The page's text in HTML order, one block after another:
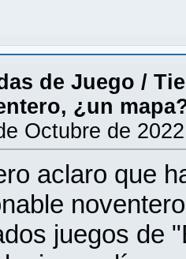
de Juego /
¿un
Octubre de
aclaro que
juegos de